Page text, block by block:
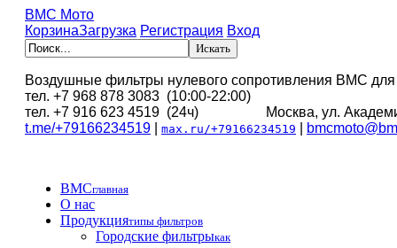
BMC Мото
КорзинаЗагрузка Регистрация Вход
Воздушные фильтры нулевого сопротивления BMC
тел. +7 968 878 3083 (10:00-22:00)
тел. +7 916 623 4519 (24ч) Москва, ул.
t.me/+79166234519
max.ru/+79166234519
BMCглавная
О нас
Продукциятипы фильтров
Городские фильтрыкак